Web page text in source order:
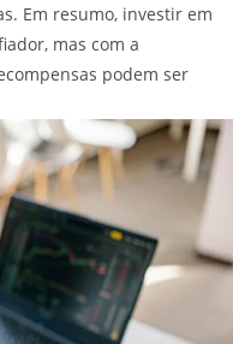
Em resumo, investir em
mas com a
podem ser